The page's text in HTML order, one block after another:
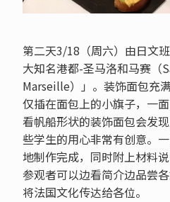
第二天3/18（周六）由日文
大知名港都-圣马洛和马赛（
Marseille）」。装饰面包充
仅插在面包上的小旗子，一
看帆船形状的装饰面包会发
些学生的用心非常有创意。
地制作完成，同时附上材料
参观者可以边看简介边品尝
将法国文化传达给各位。